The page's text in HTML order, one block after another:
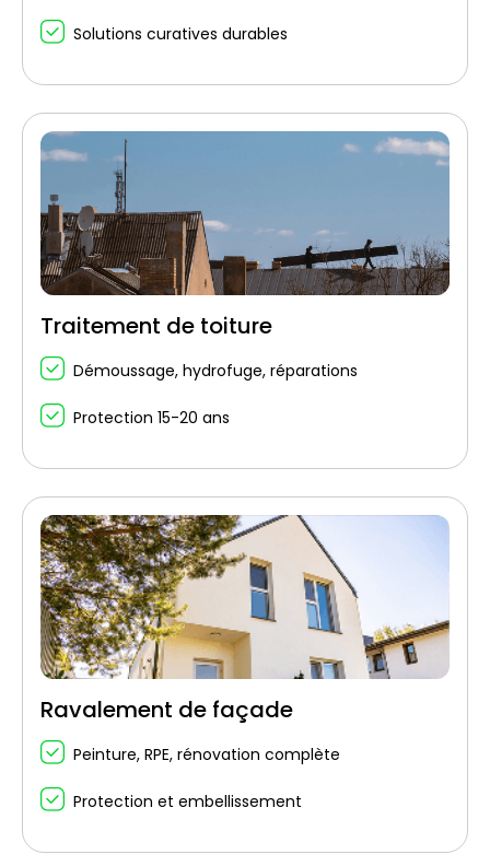
Solutions curatives durables
Traitement de toiture
Démoussage, hydrofuge, réparations
Protection 15-20 ans
Ravalement de façade
Peinture, RPE, rénovation complète
Protection et embellissement